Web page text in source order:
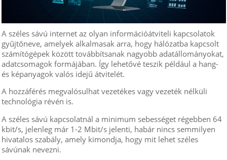
A széles sávú internet az olyan információátviteli kapcsolatok
gyűjtőneve, amelyek alkalmasak arra, hogy hálózatba kapcsolt
számítógépek között továbbítsanak nagyobb adatállományokat,
adatcsomagok formájában. Így lehetővé teszik például a hang-
és képanyagok valós idejű átvitelét.
A hozzáférés megvalósulhat vezetékes vagy vezeték nélküli
technológia révén is.
A széles sávú kapcsolatnál a minimum sebességet régebben 64
kbit/s, jelenleg már 1-2 Mbit/s jelenti, habár nincs semmilyen
hivatalos szabály, amely kimondja, hogy mit lehet széles
sávúnak nevezni.